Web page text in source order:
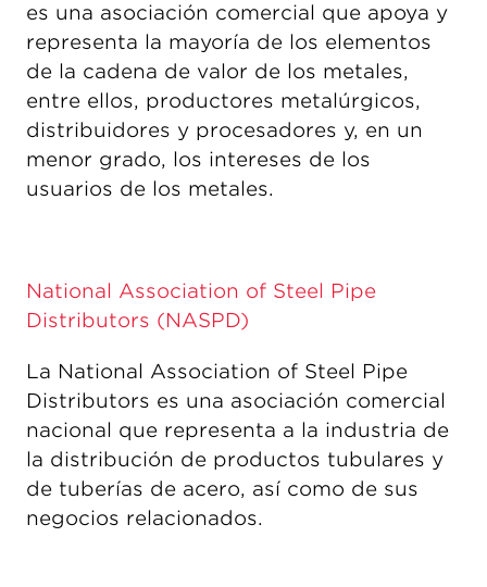
es una asociación comercial que apoya y
representa la mayoría de los elementos
de la cadena de valor de los metales,
entre ellos, productores metalúrgicos,
distribuidores y procesadores y, en un
menor grado, los intereses de los
usuarios de los metales.
National Association of Steel Pipe
Distributors (NASPD)
La National Association of Steel Pipe
Distributors es una asociación comercial
nacional que representa a la industria de
la distribución de productos tubulares y
de tuberías de acero, así como de sus
negocios relacionados.